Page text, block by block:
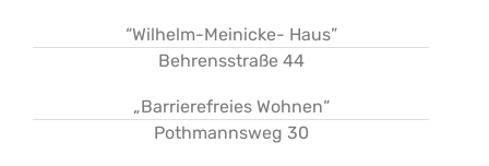
“Wilhelm-Meinicke- Haus”
Behrensstraße 44
„Barrierefreies Wohnen“
Pothmannsweg 30